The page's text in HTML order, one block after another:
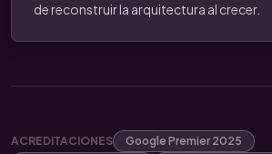
de reconstruir la arquitectura al crecer.
ACREDITACIONES
Google Premier 2025